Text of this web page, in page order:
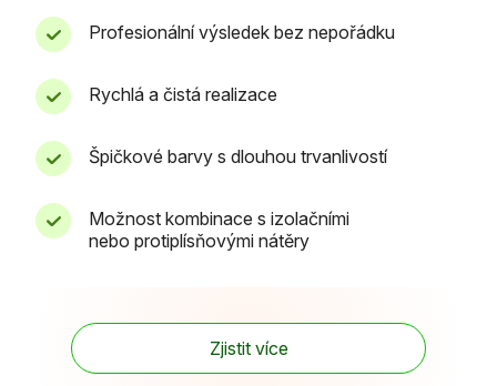
Profesionální výsledek bez nepořádku
Rychlá a čistá realizace
Špičkové barvy s dlouhou trvanlivostí
Možnost kombinace s izolačními
nebo protiplísňovými nátěry
Zjistit více